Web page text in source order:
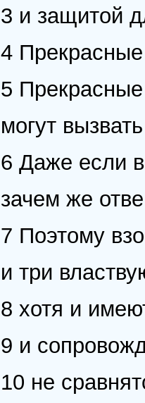
3 и защитой
4
5 Прекрасные
могут
6 Даже если
зачем же
7 Поэтому
и три
8 хотя и
9 и
10 не